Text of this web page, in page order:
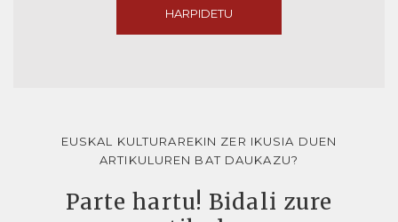
HARPIDETU
EUSKAL KULTURAREKIN ZER IKUSIA DUEN
ARTIKULUREN BAT DAUKAZU?
Parte hartu! Bidali zure